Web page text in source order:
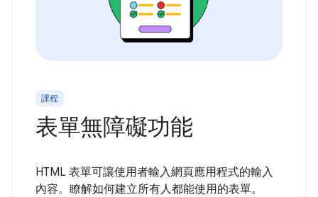
課程
表單無障礙功能
HTML 表單可讓使用者輸入網頁應用程式的輸入
內容。瞭解如何建立所有人都能使用的表單。